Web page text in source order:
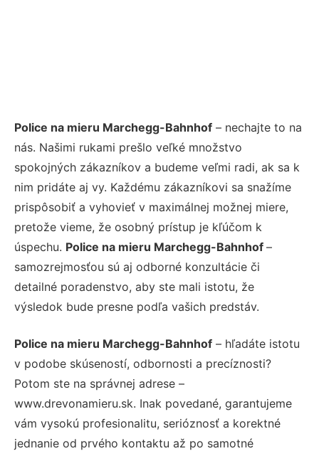
Police na mieru Marchegg-Bahnhof – nechajte to na
nás. Našimi rukami prešlo veľké množstvo
spokojných zákazníkov a budeme veľmi radi, ak sa k
nim pridáte aj vy. Každému zákazníkovi sa snažíme
prispôsobiť a vyhovieť v maximálnej možnej miere,
pretože vieme, že osobný prístup je kľúčom k
úspechu. Police na mieru Marchegg-Bahnhof –
samozrejmosťou sú aj odborné konzultácie či
detailné poradenstvo, aby ste mali istotu, že
výsledok bude presne podľa vašich predstáv.
Police na mieru Marchegg-Bahnhof – hľadáte istotu
v podobe skúseností, odbornosti a precíznosti?
Potom ste na správnej adrese –
www.drevonamieru.sk. Inak povedané, garantujeme
vám vysokú profesionalitu, serióznosť a korektné
jednanie od prvého kontaktu až po samotné